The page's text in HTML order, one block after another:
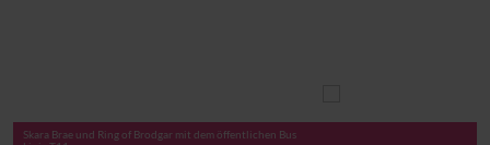
Skara Brae und Ring of Brodgar mit dem öffentlichen Bus